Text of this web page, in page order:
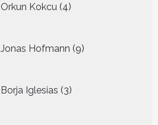
Orkun Kokcu 4
producten
Jonas Hofmann 9
producten
Borja Iglesias 3
producten